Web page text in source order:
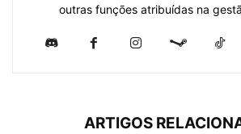
outras funções atribuídas na
ARTIGOS